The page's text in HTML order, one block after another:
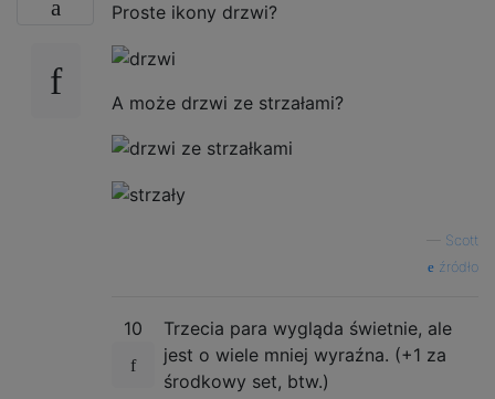
Proste ikony drzwi?
A może drzwi ze strzałami?
Scott
źródło
10
Trzecia para wygląda świetnie, ale
jest o wiele mniej wyraźna. (+1 za
środkowy set, btw.)